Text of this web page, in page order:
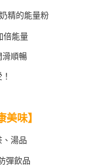
精的能量粉
倍能量
滑順暢
美味】
、湯品
彈飲品